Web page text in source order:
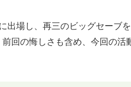
出場し、再三のビッグセーブ
回の悔しさも含め、今回の活